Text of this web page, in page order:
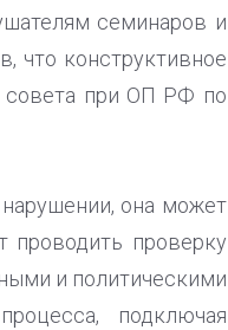
семинаров и
что конструктивное
совета при ОП РФ по
она может
проверку
и политическими
подключая